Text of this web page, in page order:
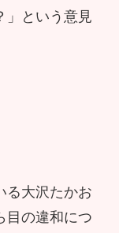
」という意見
る大沢たかお
目の違和につ